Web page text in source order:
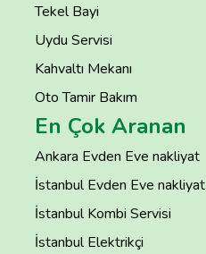
Tekel Bayi
Uydu Servisi
Kahvaltı Mekanı
Oto Tamir Bakım
En Çok Aranan
Ankara Evden Eve nakliyat
İstanbul Evden Eve nakliyat
İstanbul Kombi Servisi
İstanbul Elektrikçi